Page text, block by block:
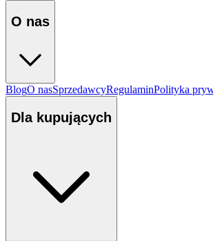
O nas
BlogO nasSprzedawcyRegulaminPolityka
Dla kupujących